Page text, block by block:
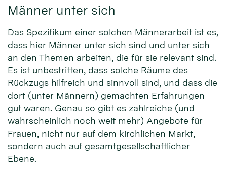
Männer unter sich
Das Spezifikum einer solchen Männerarbeit ist es,
dass hier Männer unter sich sind und unter sich
an den Themen arbeiten, die für sie relevant sind.
Es ist unbestritten, dass solche Räume des
Rückzugs hilfreich und sinnvoll sind, und dass die
dort (unter Männern) gemachten Erfahrungen
gut waren. Genau so gibt es zahlreiche (und
wahrscheinlich noch weit mehr) Angebote für
Frauen, nicht nur auf dem kirchlichen Markt,
sondern auch auf gesamtgesellschaftlicher
Ebene.